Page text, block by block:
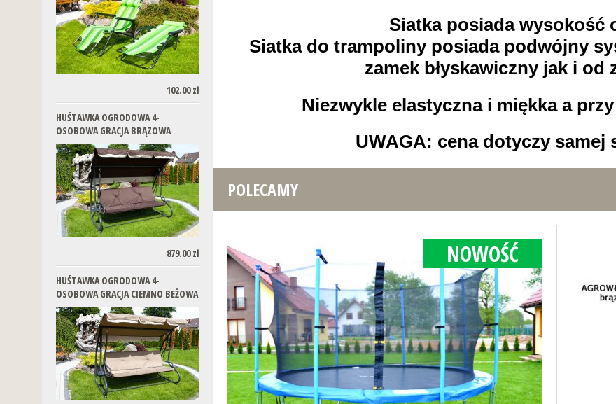
102.00 zł
HUŚTAWKA OGRODOWA 4-
OSOBOWA GRACJA BRĄZOWA
879.00 zł
HUŚTAWKA OGRODOWA 4-
OSOBOWA GRACJA CIEMNO BEŻOWA
Siatka posiada wysokość
Siatka do trampoliny posiada podwójny
zamek błyskawiczny jak i od
Niezwykle elastyczna i miękka a
UWAGA: cena dotyczy samej
POLECAMY
NOWOŚĆ